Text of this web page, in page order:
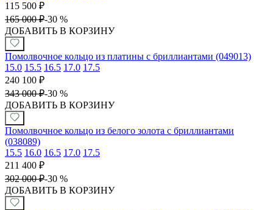
115 500 ₽
165 000 ₽-30 %
ДОБАВИТЬ В КОРЗИНУ
Помолвочное кольцо из платины с бриллиантами (049013)
15.0 15.5 16.5 17.0 17.5
240 100 ₽
343 000 ₽-30 %
ДОБАВИТЬ В КОРЗИНУ
Помолвочное кольцо из белого золота с бриллиантами
(038089)
15.5 16.0 16.5 17.0 17.5
211 400 ₽
302 000 ₽-30 %
ДОБАВИТЬ В КОРЗИНУ